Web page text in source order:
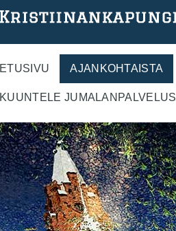
ETUSIVU AJANKOHTAISTA
KUUNTELE JUMALANPALVELUS